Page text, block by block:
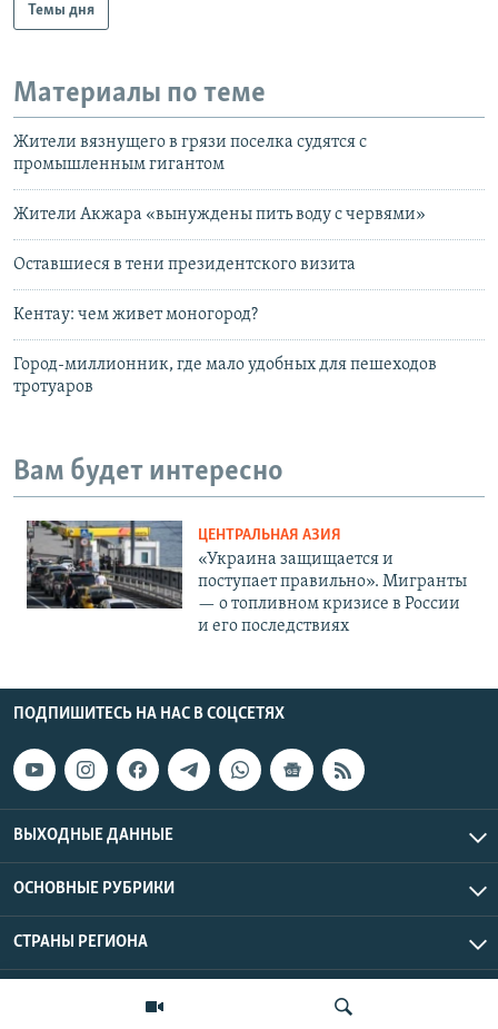
Темы дня
Материалы по теме
Жители вязнущего в грязи поселка судятся с
промышленным гигантом
Жители Акжара «вынуждены пить воду с червями»
Оставшиеся в тени президентского визита
Кентау: чем живет моногород?
Город-миллионник, где мало удобных для пешеходов
тротуаров
Вам будет интересно
ЦЕНТРАЛЬНАЯ АЗИЯ
«Украина защищается и
поступает правильно». Мигранты
— о топливном кризисе в России
и его последствиях
ПОДПИШИТЕСЬ НА НАС В СОЦСЕТЯХ
ВЫХОДНЫЕ ДАННЫЕ
ОСНОВНЫЕ РУБРИКИ
СТРАНЫ РЕГИОНА
Азаттык Азия © 2026 RFE/RL, Inc. | Все права защищены.